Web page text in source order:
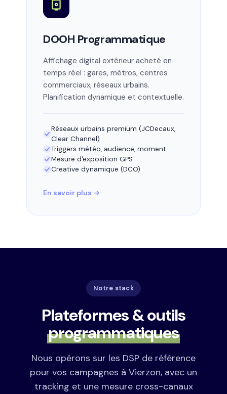
DOOH Programmatique
Affichage digital extérieur acheté en
temps réel : gares, métros, centres
commerciaux, réseaux urbains.
Planification dynamique et contextuelle.
Réseaux urbains premium (JCDecaux,
Clear Channel)
Triggers météo, audience, moment
Mesure d'exposition GPS
Creative dynamique (DCO)
En savoir plus →
Notre stack
Plateformes & outils
programmatiques
Nous opérons sur les DSP de référence
pour vos campagnes à Vierzon, avec un
tracking et une mesure cross-canaux